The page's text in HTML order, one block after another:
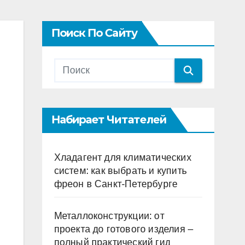
Поиск По Сайту
Набирает Читателей
Хладагент для климатических
систем: как выбрать и купить
фреон в Санкт-Петербурге
Металлоконструкции: от
проекта до готового изделия –
полный практический гид